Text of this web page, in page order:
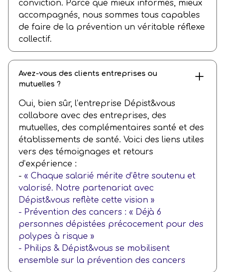
conviction. Parce que mieux informés, mieux
accompagnés, nous sommes tous capables
de faire de la prévention un véritable réflexe
collectif.
Avez-vous des clients entreprises ou
mutuelles ?
Oui, bien sûr, l’entreprise Dépist&vous
collabore avec des entreprises, des
mutuelles, des complémentaires santé et des
établissements de santé. Voici des liens utiles
vers des témoignages et retours
d’expérience :
- « Chaque salarié mérite d’être soutenu et
valorisé. Notre partenariat avec
Dépist&vous reflète cette vision »
- Prévention des cancers : « Déjà 6
personnes dépistées précocement pour des
polypes à risque »
- Philips & Dépist&vous se mobilisent
ensemble sur la prévention des cancers